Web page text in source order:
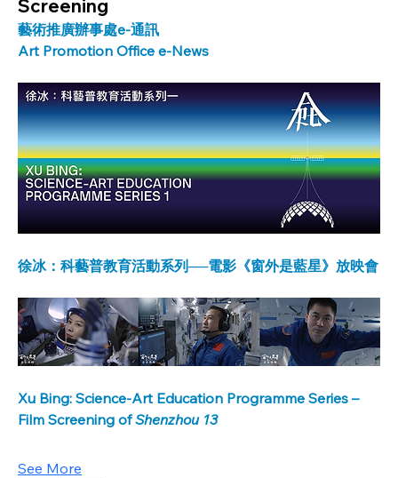
Screening
藝術推廣辦事處e-通訊
Art Promotion Office e-News
徐冰：科藝普教育活動系列──電影《窗外是藍星》放映會
Xu Bing: Science-Art Education Programme Series –
Film Screening of Shenzhou 13
See More